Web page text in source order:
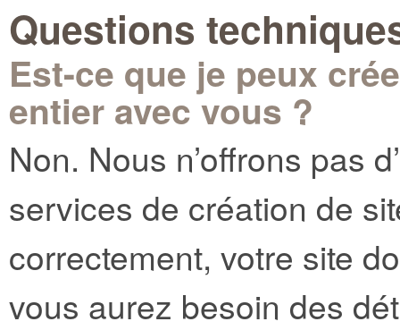
Questions
Est-ce que je peux
entier avec vous ?
Non. Nous n’offrons pas
services de création de
correctement, votre site
vous aurez besoin des